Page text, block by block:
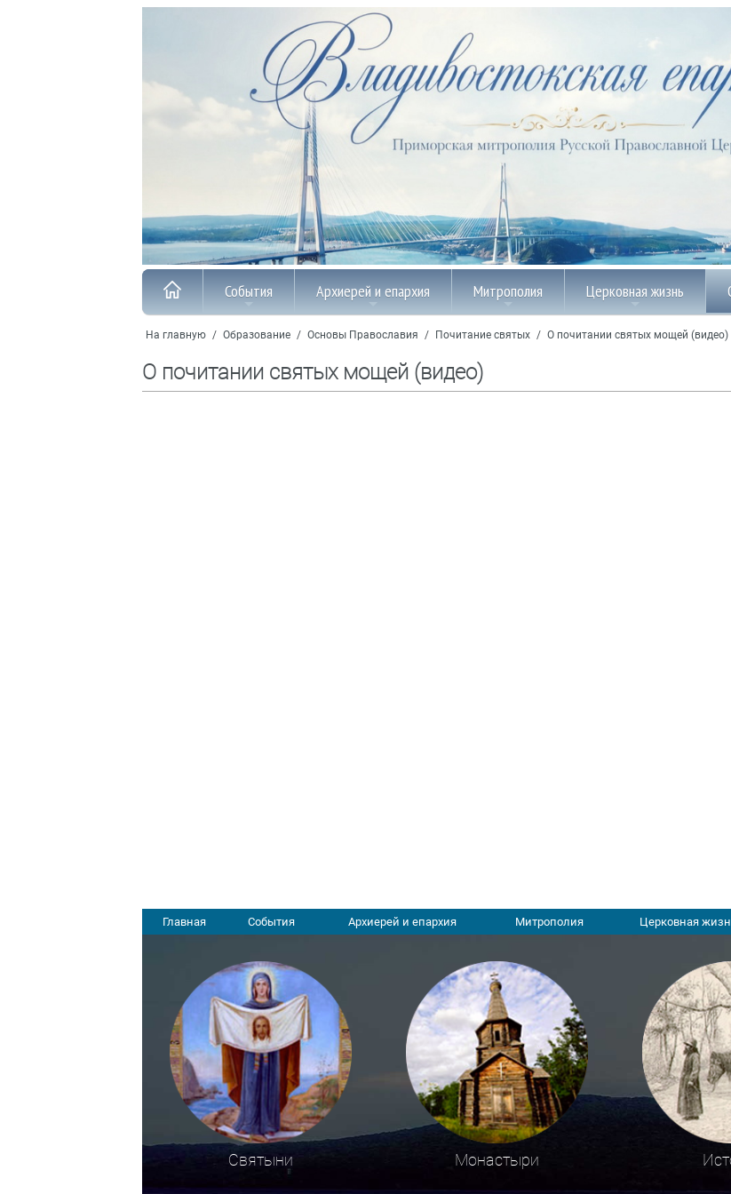
События Архиерей и епархия Митрополия Церковная жизнь
На главную / Образование / Основы Православия / Почитание святых / О почитании святых мощей (видео)
О почитании святых мощей (видео)
Главная События Архиерей и епархия Митрополия Церковная
Святыни Монастыри